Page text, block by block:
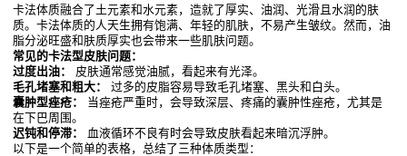
卡法体质融合了土元素和水元素，造就了厚实、油润、光滑且水润的肤
质。卡法体质的人天生拥有饱满、年轻的肌肤，不易产生皱纹。然而，油
脂分泌旺盛和肤质厚实也会带来一些肌肤问题。
常见的卡法型皮肤问题：
过度出油：
皮肤通常感觉油腻，看起来有光泽。
毛孔堵塞和粗大：
过多的皮脂容易导致毛孔堵塞、黑头和白头。
囊肿型痤疮：
当痤疮严重时，会导致深层、疼痛的囊肿性痤疮，尤其是
在下巴周围。
迟钝和停滞：
血液循环不良有时会导致皮肤看起来暗沉浮肿。
以下是一个简单的表格，总结了三种体质类型：